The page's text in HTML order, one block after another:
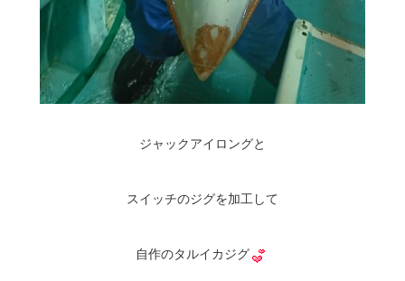
ジャックアイロングと
スイッチのジグを加工して
自作のタルイカジグ